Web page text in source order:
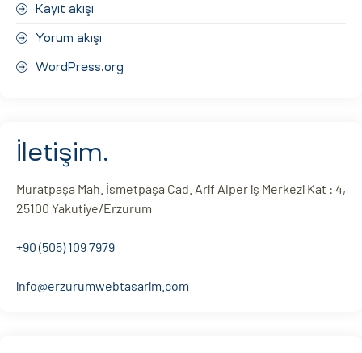
Kayıt akışı
Yorum akışı
WordPress.org
İletişim.
Muratpaşa Mah. İsmetpaşa Cad. Arif Alper iş Merkezi Kat : 4,
25100 Yakutiye/Erzurum
+90 (505) 109 7979
info@erzurumwebtasarim.com